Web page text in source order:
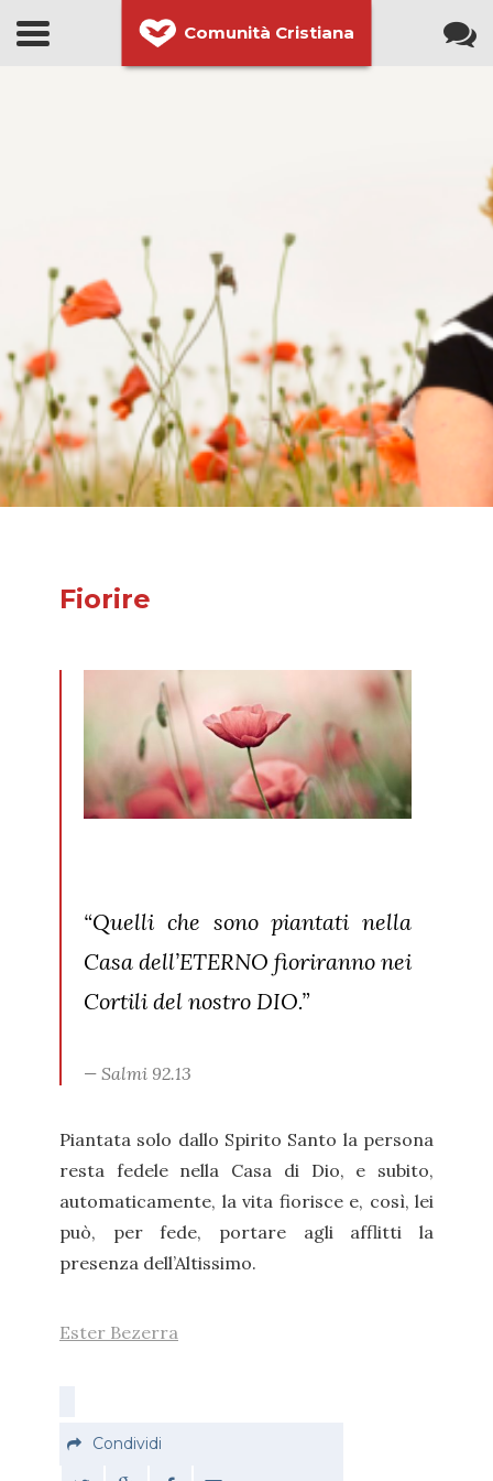
Comunità Cristiana
Fiorire
“Quelli che sono piantati nella
Casa dell’ETERNO fioriranno nei
Cortili del nostro DIO.”
Salmi 92.13
Piantata solo dallo Spirito Santo la persona
resta fedele nella Casa di Dio, e subito,
automaticamente, la vita fiorisce e, così, lei
può, per fede, portare agli afflitti la
presenza dell’Altissimo.
Ester Bezerra
Condividi